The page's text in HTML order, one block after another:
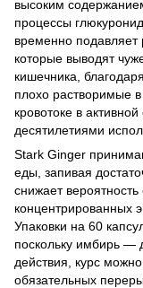
высоким
процессы
временно подавляет
которые выводят
кишечника,
плохо растворимые
кровотоке в
десятилетиями
Stark Ginger
еды, запивая
снижает
концентрированных
Упаковки на 60
поскольку имбирь —
действия, курс
обязательных